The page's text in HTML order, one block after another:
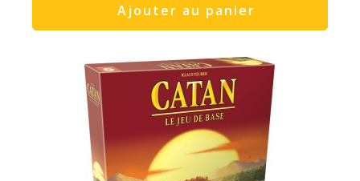
Ajouter au panier